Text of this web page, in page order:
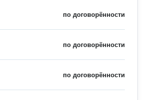
по договорённости
по договорённости
по договорённости